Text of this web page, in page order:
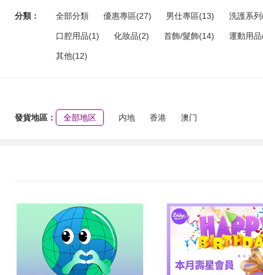
分類： 全部分類 優惠專區(27) 男仕專區(13) 洗護系
口腔用品(1) 化妝品(2) 首飾/髮飾(14) 運動用
其他(12)
發貨地區： 全部地区 内地 香港 澳门